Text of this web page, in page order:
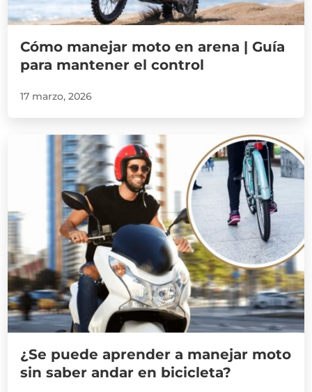
Cómo manejar moto en arena | Guía
para mantener el control
17 marzo, 2026
¿Se puede aprender a manejar moto
sin saber andar en bicicleta?